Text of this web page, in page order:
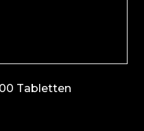
Tabletten